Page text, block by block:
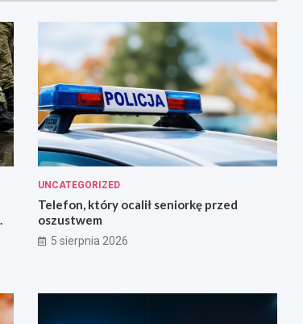
UNCATEGORIZED
Telefon, który ocalił seniorkę przed
oszustwem
5 sierpnia 2026